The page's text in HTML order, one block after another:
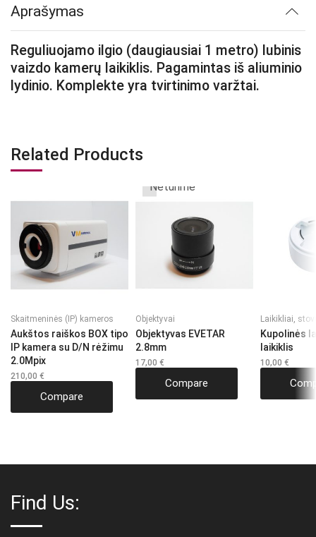
Aprašymas
Reguliuojamo ilgio (daugiausiai 1 metro) lubinis
vaizdo kamerų laikiklis. Pagamintas iš aliuminio
lydinio. Komplekte yra tvirtinimo varžtai.
Related Products
Skaitmeninės (IP) kameros
Aukštos raiškos BOX tipo
IP kamera su D/N rėžimu
2.0Mpix
210,00 €
Compare
Neturime
Objektyvai
Objektyvas EVETAR
2.8mm
17,00€
Compare
Laikikliai,
Kupolinės
laikiklis
10,00€
Find Us: